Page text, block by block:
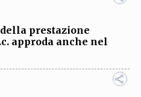
prestazione
approda anche nel